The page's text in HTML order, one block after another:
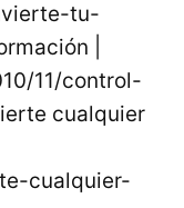
tu-
|
11/control-
cualquier
cualquier-